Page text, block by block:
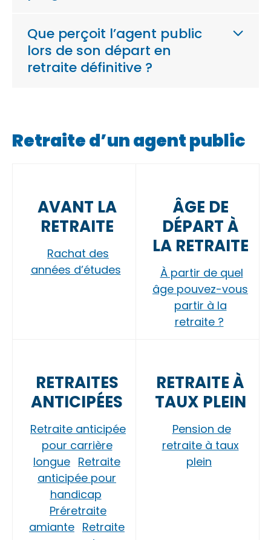
Que perçoit l’agent public
lors de son départ en
retraite définitive ?
Retraite d’un agent public
AVANT LA
RETRAITE
Rachat des
années d’études
ÂGE DE
DÉPART À
LA RETRAITE
À partir de quel
âge pouvez-vous
partir à la
retraite ?
RETRAITES
ANTICIPÉES
Retraite anticipée
pour carrière
longue Retraite
anticipée pour
handicap
Préretraite
amiante Retraite
RETRAITE À
TAUX PLEIN
Pension de
retraite à taux
plein